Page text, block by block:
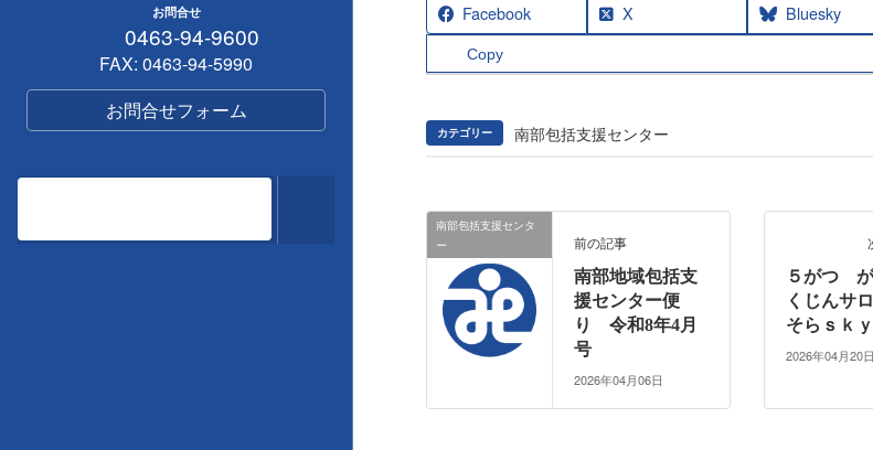
お問合せ
0463-94-9600
FAX: 0463-94-5990
お問合せフォーム
Facebook X Bluesky
Copy
カテゴリー 南部包括支援センター
南部包括支援センタ
ー
前の記事
南部地域包括支
援センター便
り 令和8年4月
号
2026年04月06日
５がつ が
くじんサ
そらｓｋｙ
2026年04月20日